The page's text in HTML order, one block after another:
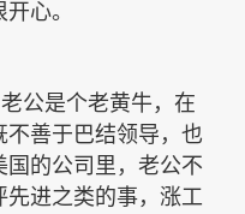
心。
公是个老黄牛，在
善于巴结领导，也
的公司里，老公不
进之类的事，涨工